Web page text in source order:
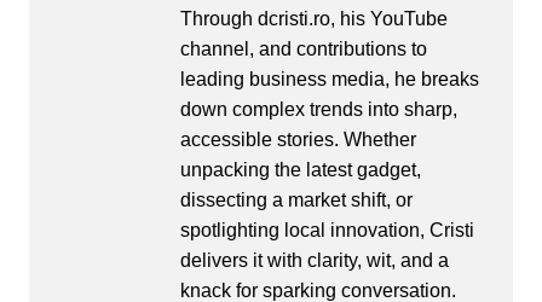
Through dcristi.ro, his YouTube
channel, and contributions to
leading business media, he breaks
down complex trends into sharp,
accessible stories. Whether
unpacking the latest gadget,
dissecting a market shift, or
spotlighting local innovation, Cristi
delivers it with clarity, wit, and a
knack for sparking conversation.